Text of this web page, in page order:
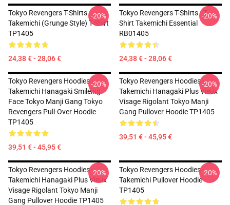
Tokyo Revengers T-Shirts -
Takemichi (Grunge Style) T-Shirt
TP1405
24,38 € - 28,06 €
-20%
Tokyo Revengers T-Shirts - T-
Shirt Takemichi Essential
RB01405
24,38 € - 28,06 €
-20%
Tokyo Revengers Hoodies -
Takemichi Hanagaki Smileing
Face Tokyo Manji Gang Tokyo
Revengers Pull-Over Hoodie
TP1405
39,51 € - 45,95 €
-20%
Tokyo Revengers Hoodies -
Takemichi Hanagaki Plus Vieux
Visage Rigolant Tokyo Manji
Gang Pullover Hoodie TP1405
39,51 € - 45,95 €
-20%
Tokyo Revengers Hoodies -
Takemichi Hanagaki Plus Vieux
Visage Rigolant Tokyo Manji
Gang Pullover Hoodie TP1405
-20%
Tokyo Revengers Hoodies -
Takemichi Pullover Hoodie
TP1405
-20%